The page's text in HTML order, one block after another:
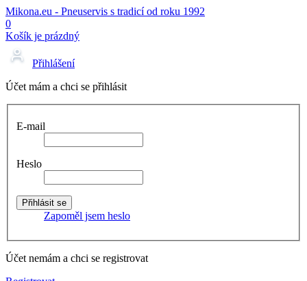
Mikona.eu - Pneuservis s tradicí od roku 1992
0
Košík je prázdný
Přihlášení
Účet mám a chci se přihlásit
E-mail
Heslo
Zapoměl jsem heslo
Účet nemám a chci se registrovat